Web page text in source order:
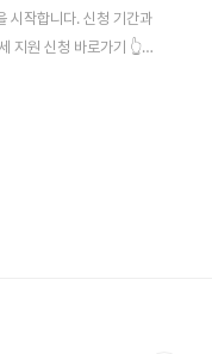
시작합니다. 신청 기간과
지원 신청 바로가기 👆
및 제외 대상3. 지원 내
개요 서울시가 청년 1인